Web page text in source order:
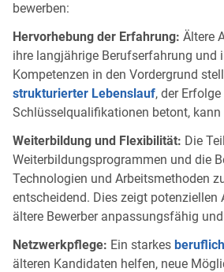
bewerben:
Hervorhebung der Erfahrung: Ältere
ihre langjährige Berufserfahrung und
Kompetenzen in den Vordergrund
strukturierter Lebenslauf, der
Schlüsselqualifikationen betont,
Weiterbildung und Flexibilität: Die
Weiterbildungsprogrammen und die
Technologien und Arbeitsmethoden
entscheidend. Dies zeigt potenziellen
ältere Bewerber anpassungsfähig
Netzwerkpflege: Ein starkes
älteren Kandidaten helfen, neue